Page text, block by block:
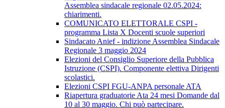
Assemblea sindacale regionale 02.05.2024:
chiarimenti.
COMUNICATO ELETTORALE CSPI -
programma Lista X Docenti scuole superiori
Sindacato Anief - indizione Assemblea Sindacale
Regionale 3 maggio 2024
Elezioni del Consiglio Superiore della Pubblica
Istruzione (CSPI). Componente elettiva Dirigenti
scolastici.
Elezioni CSPI FGU-ANPA personale ATA
Riapertura graduatorie Ata 24 mesi Domande dal
10 al 30 maggio. Chi può partecipare.